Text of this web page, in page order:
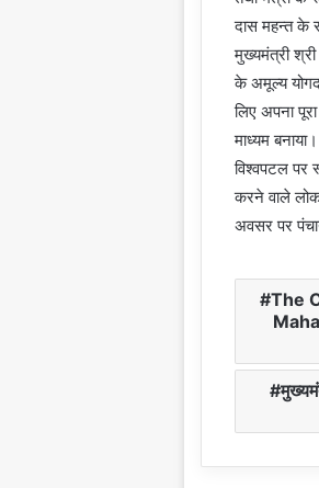
दास महन्त के
मुख्यमंत्री
के अमूल्य
लिए अपना
माध्यम
विश्वपटल पर
करने वाले लोक
अवसर पर
The